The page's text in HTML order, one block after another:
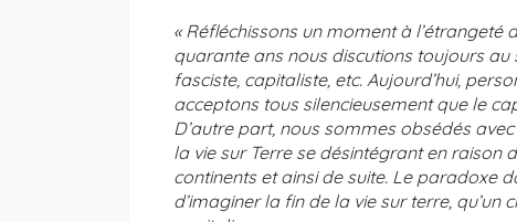
« Réfléchissons un moment à
quarante ans nous discutions toujours
fasciste, capitaliste, etc. Aujourd’hui,
acceptons tous silencieusement que le
D’autre part, nous sommes obsédés
la vie sur Terre se désintégrant en raison
continents et ainsi de suite. Le paradoxe
d’imaginer la fin de la vie sur terre,